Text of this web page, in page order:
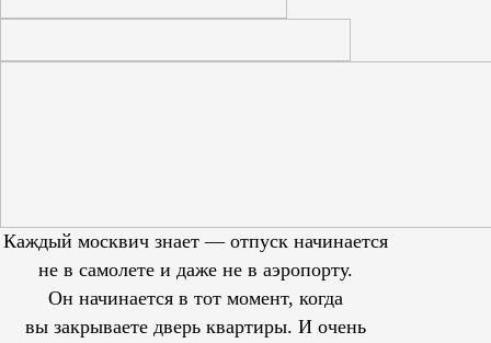
Каждый москвич знает — отпуск начинается
не в самолете и даже не в аэропорту.
Он начинается в тот момент, когда
вы закрываете дверь квартиры. И очень